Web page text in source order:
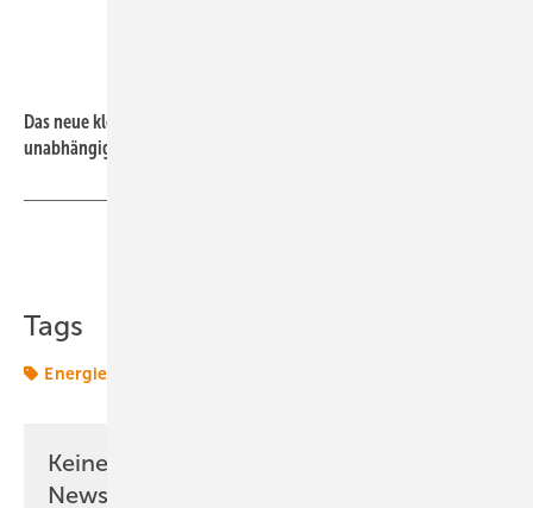
Das neue kleine Kraftpaket von Atmoce kann zwei ­Module
unabhängig voneinander optimieren.
Tags
Energiemanagement
Keine Zeit? Kein Problem mit dem ERE
Newsletter!